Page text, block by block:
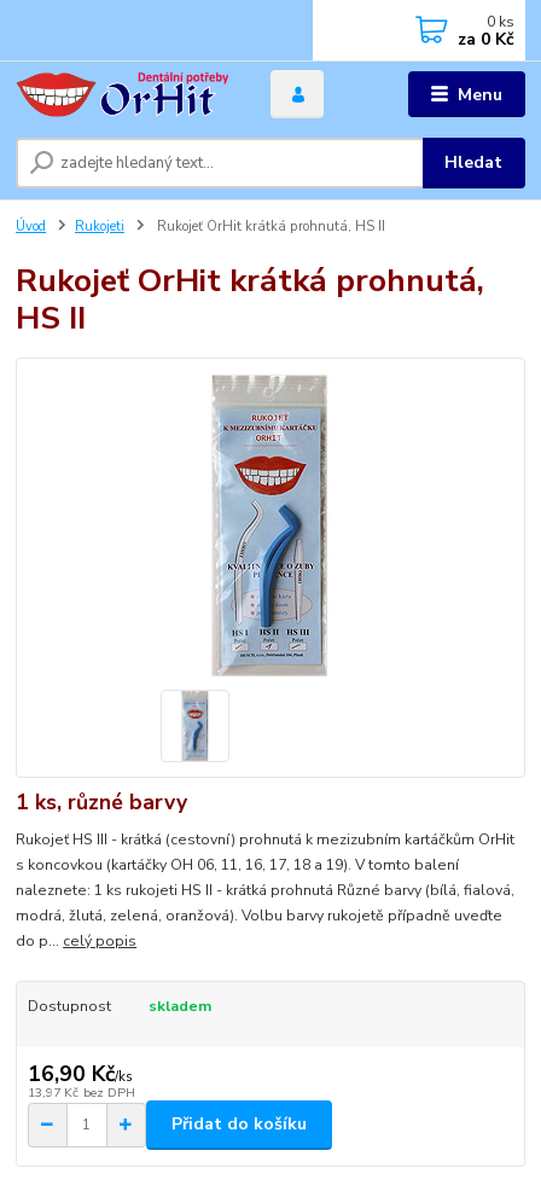
Menu
Hledat
0 ks
za 0 Kč
Úvod Rukojeti Rukojeť OrHit krátká prohnutá, HS II
Rukojeť OrHit krátká prohnutá,
HS II
1 ks, různé barvy
Rukojeť HS III - krátká (cestovní) prohnutá k mezizubním kartáčkům OrHit
s koncovkou (kartáčky OH 06, 11, 16, 17, 18 a 19). V tomto balení
naleznete: 1 ks rukojeti HS II - krátká prohnutá Různé barvy (bílá, fialová,
modrá, žlutá, zelená, oranžová). Volbu barvy rukojetě případně uveďte
do p... celý popis
Dostupnost skladem
16,90 Kč/ks
13,97 Kč bez DPH
Přidat do košíku